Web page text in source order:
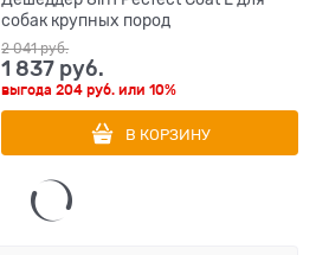
собак крупных пород
2 041 руб.
1 837 руб.
выгода204 руб. или10%
В КОРЗИНУ